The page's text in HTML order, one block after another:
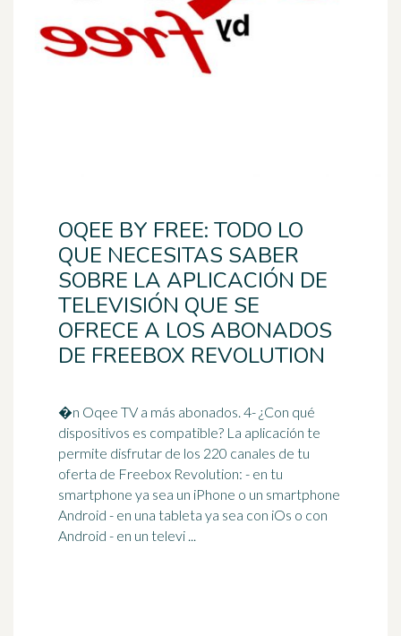
OQEE BY FREE: TODO LO
QUE NECESITAS SABER
SOBRE LA APLICACIÓN DE
TELEVISIÓN QUE SE
OFRECE A LOS ABONADOS
DE FREEBOX REVOLUTION
�n Oqee TV a más abonados. 4- ¿Con qué
dispositivos es compatible? La aplicación te
permite disfrutar de los 220 canales de tu
oferta de Freebox Revolution: - en tu
smartphone ya sea un iPhone o un smartphone
Android - en una tableta ya sea con iOs o con
Android - en un televi ...